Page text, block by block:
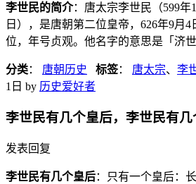
李世民的简介：唐太宗李世民（599年
日），是唐朝第二位皇帝，626年9月4
位，年号贞观。他名字的意思是「济
分类： 唐朝历史 标签： 唐太宗、 李
1日 by 历史爱好者
李世民有几个皇后，李世民有几
发表回复
李世民有几个皇后：只有一个皇后：